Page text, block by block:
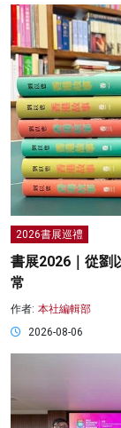
2026書展巡禮
書展2026｜從劉
常
作者: 本社編輯部
2026-08-06